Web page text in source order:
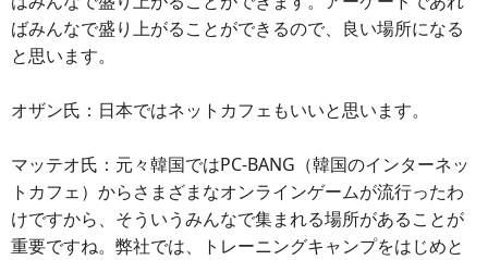
ばみんなで盛り上がることができるので、良い場所になる
と思います。
オザン氏：日本ではネットカフェもいいと思います。
マッテオ氏：元々韓国ではPC-BANG（韓国のインターネッ
トカフェ）からさまざまなオンラインゲームが流行ったわ
けですから、そういうみんなで集まれる場所があることが
重要ですね。弊社では、トレーニングキャンプをはじめと